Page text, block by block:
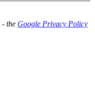
- the Google Privacy Policy